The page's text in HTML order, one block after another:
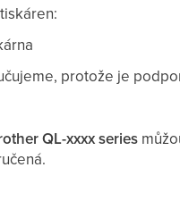
protože je
QL-xxxx series